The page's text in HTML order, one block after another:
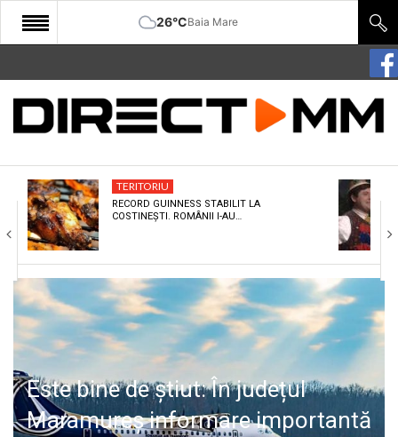
26°CBaia Mare
START
COMUNITATE
CULTURA
ECONOMIE
SANATATE
SPORT
SPECIAL
POLITIC
LIFE
TERITORIU
RECORD GUINNESS STABILIT LA
COSTINEȘTI. ROMÂNII I-AU…
Este bine de știut: În județul
Maramureș informare importantă